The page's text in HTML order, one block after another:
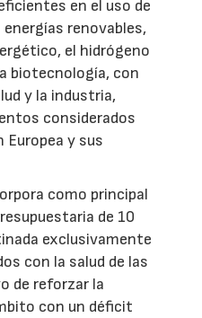
en el uso de
renovables,
el hidrógeno
biotecnología, con
y la industria,
considerados
Europea y sus
como principal
de 10
exclusivamente
con la salud de las
de reforzar la
con un déficit